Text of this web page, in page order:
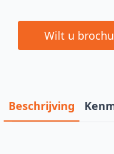
Wilt u
Beschrijving